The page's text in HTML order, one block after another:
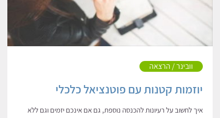
וובינר / הרצאה
יוזמות קטנות עם פוטנציאל כלכלי
איך לחשוב על רעיונות להכנסה נוספת, גם אם אינכם יזמים וגם ללא